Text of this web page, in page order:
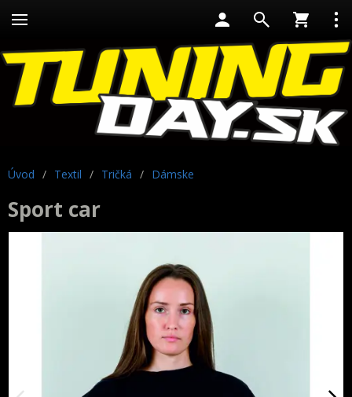
Úvod / Textil / Tričká / Dámske
Sport car